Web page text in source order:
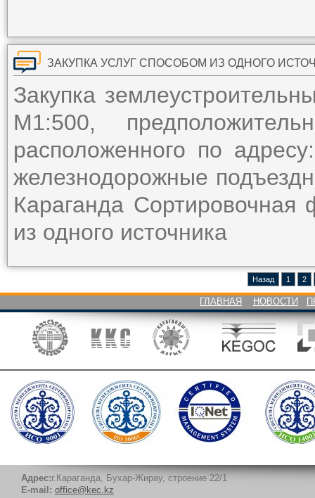
ЗАКУПКА УСЛУГ СПОСОБОМ ИЗ ОДНОГО
Закупка
М1:500,
расположенного по
железнодорожные
Караганда
из одного источника
Назад 1 2
ГЛАВНАЯ НОВОСТИ
Адрес:г.Караганда, Бухар-Жирау, строение 22/1
E-mail: office@kec.kz